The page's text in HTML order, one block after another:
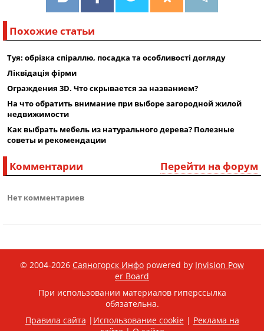
Похожие статьи
Туя: обрізка спіраллю, посадка та особливості догляду
Ліквідація фірми
Ограждения 3D. Что скрывается за названием?
На что обратить внимание при выборе загородной жилой
недвижимости
Как выбрать мебель из натурального дерева? Полезные
советы и рекомендации
Перейти на форум
Комментарии
Нет комментариев
© 2004-2026 Саяногорск Инфо powered by Invision Pow
er Board
При использовании материалов гиперссылка
обязательна.
Правила сайта | Использование cookie| Реклама на